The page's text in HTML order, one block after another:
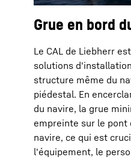
Grue en bord
Le CAL de Liebherr
solutions
structure même du
piédestal. En
du navire, la grue
empreinte sur le pont
navire, ce qui est
l'équipement, le